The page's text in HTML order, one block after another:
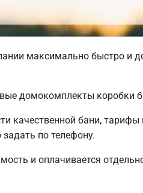
максимально быстро и
домокомплекты коробки
качественной бани,
по телефону.
и оплачивается